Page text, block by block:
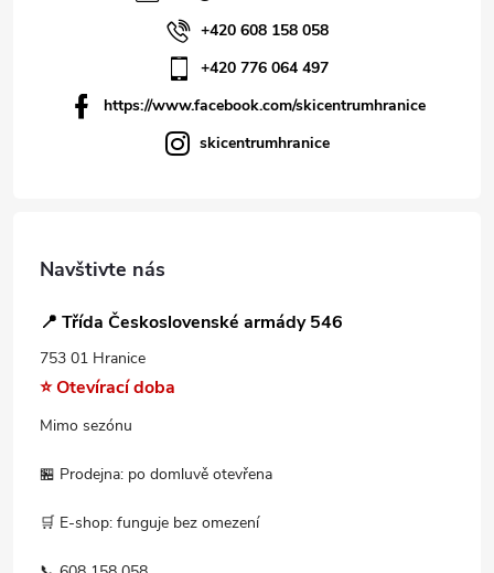
+420 608 158 058
+420 776 064 497
https://www.facebook.com/skicentrumhranice
skicentrumhranice
Navštivte nás
📍 Třída Československé armády 546
753 01 Hranice
⭐ Otevírací doba
Mimo sezónu
🏪 Prodejna: po domluvě otevřena
🛒 E-shop: funguje bez omezení